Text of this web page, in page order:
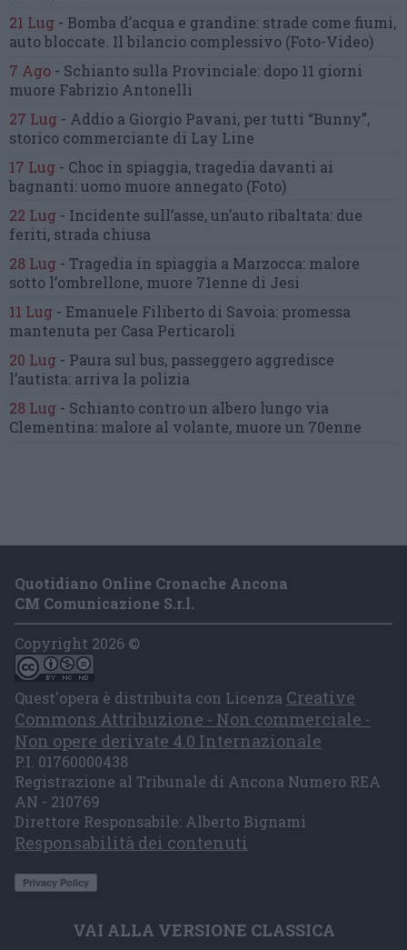
21 Lug - Bomba d’acqua e grandine: strade come fiumi,
auto bloccate. Il bilancio complessivo (Foto-Video)
7 Ago - Schianto sulla Provinciale: dopo 11 giorni
muore Fabrizio Antonelli
27 Lug - Addio a Giorgio Pavani, per tutti “Bunny”,
storico commerciante di Lay Line
17 Lug - Choc in spiaggia, tragedia davanti ai
bagnanti:uomo muore annegato (Foto)
22 Lug - Incidente sull’asse, un’auto ribaltata: due
feriti, strada chiusa
28 Lug - Tragedia in spiaggia a Marzocca: malore
sotto l’ombrellone, muore 71enne di Jesi
11 Lug - Emanuele Filiberto di Savoia: promessa
mantenuta per Casa Perticaroli
20 Lug - Paura sul bus, passeggero aggredisce
l’autista: arriva la polizia
28 Lug - Schianto contro un albero lungo via
Clementina: malore al volante, muore un 70enne
Quotidiano Online Cronache Ancona
CM Comunicazione S.r.l.
Copyright 2026 ©
Quest'opera è distribuita con Licenza Creative
Commons Attribuzione - Non commerciale -
Non opere derivate 4.0 Internazionale
P.I. 01760000438
Registrazione al Tribunale di Ancona Numero REA
AN - 210769
Direttore Responsabile: Alberto Bignami
Responsabilità dei contenuti
VAI ALLA VERSIONE CLASSICA